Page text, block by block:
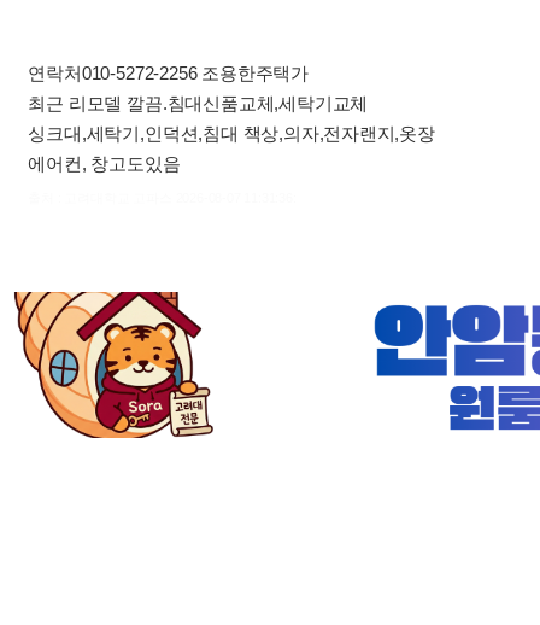
연락처010-5272-2256 조용한주택가
최근 리모델 깔끔.침대신품교체,세탁기교체
싱크대,세탁기,인덕션,침대 책상,의자,전자랜지,옷장
에어컨, 창고도있음